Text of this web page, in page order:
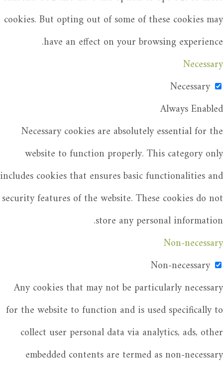
cookies. But opting out of some of these cookies may
have an effect on your browsing experience.
Necessary
Necessary
Always Enabled
Necessary cookies are absolutely essential for the
website to function properly. This category only
includes cookies that ensures basic functionalities and
security features of the website. These cookies do not
store any personal information.
Non-necessary
Non-necessary
Any cookies that may not be particularly necessary
for the website to function and is used specifically to
collect user personal data via analytics, ads, other
embedded contents are termed as non-necessary